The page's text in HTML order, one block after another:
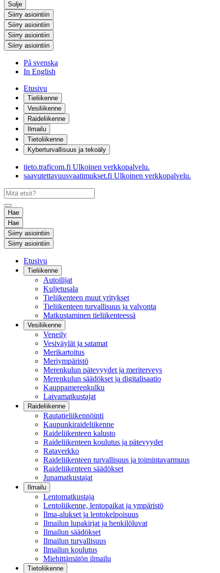
Sulje
Siirry asiointiin
Siirry asiointiin
Siirry asiointiin
Siirry asiointiin
På svenska
In English
Etusivu
Tieliikenne
Vesiliikenne
Raideliikenne
Ilmailu
Tietoliikenne
Kyberturvallisuus ja tekoäly
tieto.traficom.fi Ulkoinen verkkopalvelu.
saavutettavuusvaatimukset.fi Ulkoinen verkkopalvelu.
Hae
Hae
Siirry asiointiin
Siirry asiointiin
Etusivu
Tieliikenne
Autoilijat
Kuljetusala
Tieliikenteen muut yritykset
Tieliikenteen turvallisuus ja valvonta
Matkustaminen tieliikenteessä
Vesiliikenne
Veneily
Vesiväylät ja satamat
Merikartoitus
Meriympäristö
Merenkulun pätevyydet ja meriterveys
Merenkulun säädökset ja digitalisaatio
Kauppamerenkulku
Laivamatkustajat
Raideliikenne
Rautatieliikennöinti
Kaupunkiraideliikenne
Raideliikenteen kalusto
Raideliikenteen koulutus ja pätevyydet
Rataverkko
Raideliikenteen turvallisuus ja toimintavarmuus
Raideliikenteen säädökset
Junamatkustajat
Ilmailu
Lentomatkustaja
Lentoliikenne, lentopaikat ja ympäristö
Ilma-alukset ja lentokelpoisuus
Ilmailun lupakirjat ja henkilöluvat
Ilmailun säädökset
Ilmailun turvallisuus
Ilmailun koulutus
Miehittämätön ilmailu
Tietoliikenne